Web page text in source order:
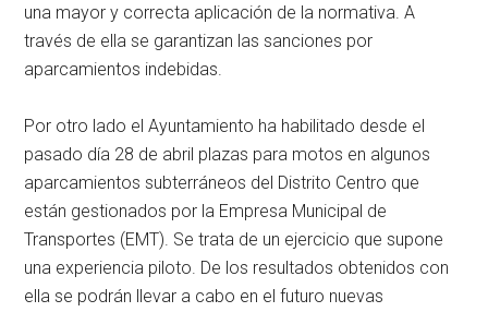
una mayor y correcta aplicación de la normativa. A
través de ella se garantizan las sanciones por
aparcamientos indebidas.
Por otro lado el Ayuntamiento ha habilitado desde el
pasado día 28 de abril plazas para motos en algunos
aparcamientos subterráneos del Distrito Centro que
están gestionados por la Empresa Municipal de
Transportes (EMT). Se trata de un ejercicio que supone
una experiencia piloto. De los resultados obtenidos con
ella se podrán llevar a cabo en el futuro nuevas